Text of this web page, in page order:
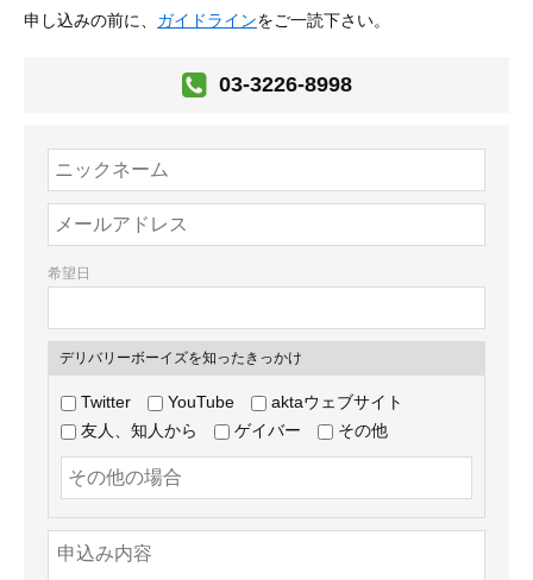
申し込みの前に、 ガイドラインをご一読下さい。
03-3226-8998
希望日
デリバリーボーイズを知ったきっかけ
Twitter YouTube
aktaウェブサイト
友人、知人から
ゲイバー その他